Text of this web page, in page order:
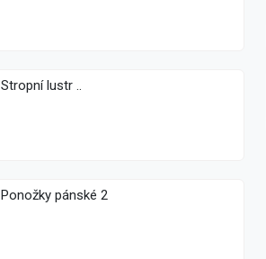
Stropní lustr ..
Ponožky pánské 2